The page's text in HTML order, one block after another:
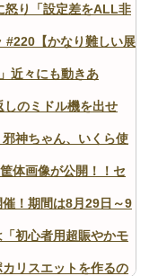
怒り「設定差をALL非
#220【かなり難しい展
近々にも動きあ
しのミドル機を出せ
邪神ちゃん、いくら使
体画像が公開！！セ
！期間は8月29日～9
初心者用超賑やかモ
リスエットを作るの